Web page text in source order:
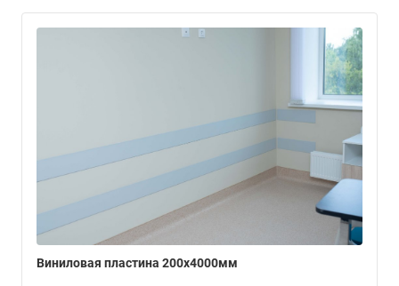
Виниловая пластина 200х4000мм